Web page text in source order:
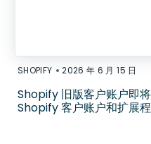
SHOPIFY • 2026 年 6 月 15 日
Shopify 旧版客户账户即
Shopify 客户账户和扩展